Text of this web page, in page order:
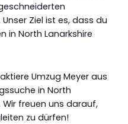
Ziel ist es, dass du
in North Lanarkshire
Umzug Meyer aus
in North
Wir freuen uns darauf,
zu dürfen!